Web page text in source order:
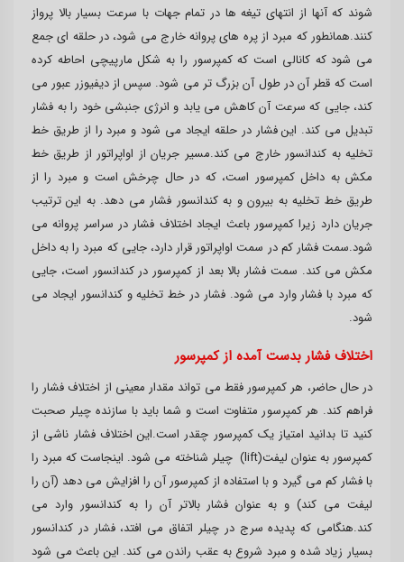
شوند که آنها از انتهای تیغه ها در تمام جهات با سرعت بسیار بالا پرواز
کنند.همانطور که مبرد از پره های پروانه خارج می شود، در حلقه ای جمع
می شود که کانالی است که کمپرسور را به شکل مارپیچی احاطه کرده
است که قطر آن در طول آن بزرگ تر می شود. سپس از دیفیوزر عبور می
کند، جایی که سرعت آن کاهش می یابد و انرژی جنبشی خود را به فشار
تبدیل می کند. این فشار در حلقه ایجاد می شود و مبرد را از طریق خط
تخلیه به کندانسور خارج می کند.مسیر جریان از اواپراتور از طریق خط
مکش به داخل کمپرسور است، که در حال چرخش است و مبرد را از
طریق خط تخلیه به بیرون و به کندانسور فشار می دهد. به این ترتیب
جریان دارد زیرا کمپرسور باعث ایجاد اختلاف فشار در سراسر پروانه می
شود.سمت فشار کم در سمت اواپراتور قرار دارد، جایی که مبرد را به داخل
مکش می کند. سمت فشار بالا بعد از کمپرسور در کندانسور است، جایی
که مبرد با فشار وارد می شود. فشار در خط تخلیه و کندانسور ایجاد می
شود.
اختلاف فشار بدست آمده از کمپرسور
در حال حاضر، هر کمپرسور فقط می تواند مقدار معینی از اختلاف فشار را
فراهم کند. هر کمپرسور متفاوت است و شما باید با سازنده چیلر صحبت
کنید تا بدانید امتیاز یک کمپرسور چقدر است.این اختلاف فشار ناشی از
کمپرسور به عنوان لیفت(lift) چیلر شناخته می شود. اینجاست که مبرد را
با فشار کم می گیرد و با استفاده از کمپرسور آن را افزایش می دهد (آن را
لیفت می کند) و به عنوان فشار بالاتر آن را به کندانسور وارد می
کند.هنگامی که پدیده سرج در چیلر اتفاق می افتد، فشار در کندانسور
بسیار زیاد شده و مبرد شروع به عقب راندن می کند. این باعث می شود